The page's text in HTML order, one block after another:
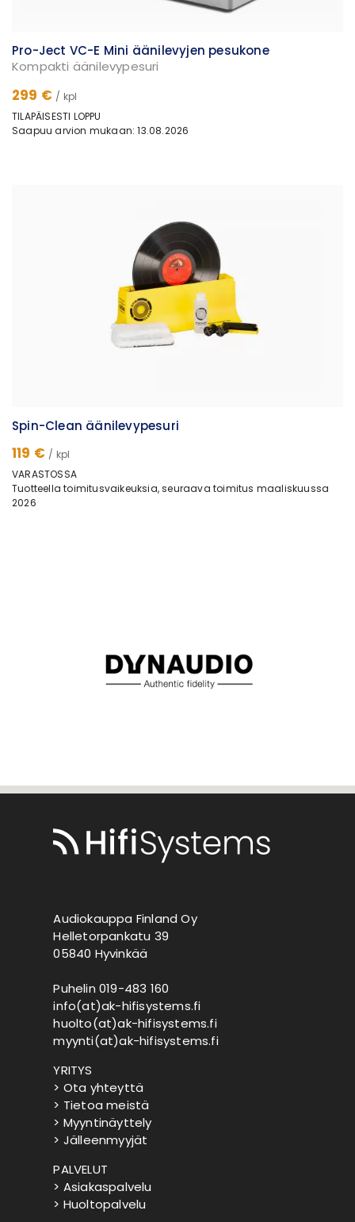
Pro-Ject VC-E Mini äänilevyjen pesukone
Kompakti äänilevypesuri
299 € / kpl
TILAPÄISESTI LOPPU
Saapuu arvion mukaan: 13.08.2026
Spin-Clean äänilevypesuri
119 € / kpl
VARASTOSSA
Tuotteella toimitusvaikeuksia, seuraava toimitus maaliskuussa
2026
Audiokauppa Finland Oy
Helletorpankatu 39
05840 Hyvinkää
Puhelin 019-483 160
info(at)ak-hifisystems.fi
huolto(at)ak-hifisystems.fi
myynti(at)ak-hifisystems.fi
YRITYS
> Ota yhteyttä
> Tietoa meistä
> Myyntinäyttely
> Jälleenmyyjät
PALVELUT
> Asiakaspalvelu
> Huoltopalvelu